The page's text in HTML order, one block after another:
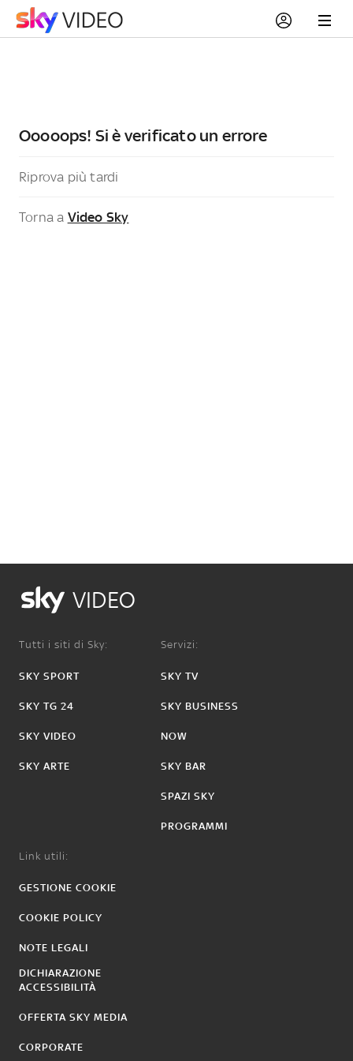
Ooooops! Si è verificato un errore
Riprova più tardi
Torna a Video Sky
VIDEO
Tutti i siti di Sky:
SKY SPORT
SKY TG 24
SKY VIDEO
SKY ARTE
Servizi:
SKY TV
SKY BUSINESS
NOW
SKY BAR
SPAZI SKY
PROGRAMMI
Link utili:
GESTIONE COOKIE
COOKIE POLICY
NOTE LEGALI
DICHIARAZIONE
ACCESSIBILITÀ
OFFERTA SKY MEDIA
CORPORATE